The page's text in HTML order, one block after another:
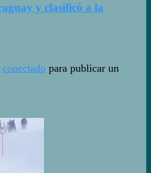
y clasificó a la
conectado para publicar un